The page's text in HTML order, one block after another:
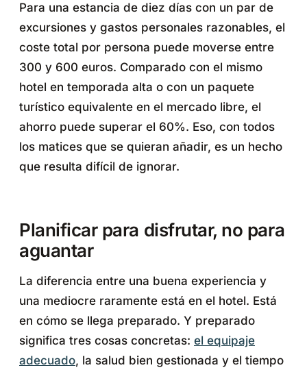
Para una estancia de diez días con un par de
excursiones y gastos personales razonables, el
coste total por persona puede moverse entre
300 y 600 euros. Comparado con el mismo
hotel en temporada alta o con un paquete
turístico equivalente en el mercado libre, el
ahorro puede superar el 60%. Eso, con todos
los matices que se quieran añadir, es un hecho
que resulta difícil de ignorar.
Planificar para disfrutar, no para
aguantar
La diferencia entre una buena experiencia y
una mediocre raramente está en el hotel. Está
en cómo se llega preparado. Y preparado
significa tres cosas concretas: el equipaje
adecuado, la salud bien gestionada y el tiempo